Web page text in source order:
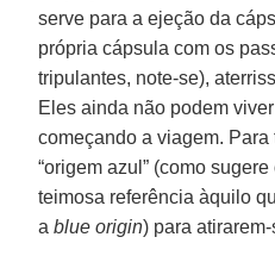
serve para a ejeção da
própria cápsula com os
tripulantes, note-se),
Eles ainda não podem
começando a viagem. Para
“origem azul” (como
teimosa referência àquilo
ablue origin) para